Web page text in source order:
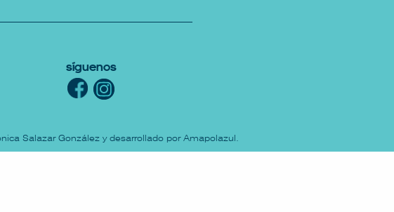
Síguenos
Salazar González y desarrollado por Amapolazul .